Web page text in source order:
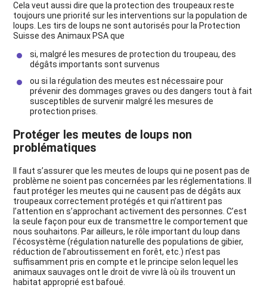
Cela veut aussi dire que la protection des troupeaux reste
toujours une priorité sur les interventions sur la population de
loups. Les tirs de loups ne sont autorisés pour la Protection
Suisse des Animaux PSA que
si, malgré les mesures de protection du troupeau, des
dégâts importants sont survenus
ou si la régulation des meutes est nécessaire pour
prévenir des dommages graves ou des dangers tout à fait
susceptibles de survenir malgré les mesures de
protection prises.
Protéger les meutes de loups non
problématiques
Il faut s’assurer que les meutes de loups qui ne posent pas de
problème ne soient pas concernées par les réglementations. Il
faut protéger les meutes qui ne causent pas de dégâts aux
troupeaux correctement protégés et qui n’attirent pas
l’attention en s’approchant activement des personnes. C’est
la seule façon pour eux de transmettre le comportement que
nous souhaitons. Par ailleurs, le rôle important du loup dans
l’écosystème (régulation naturelle des populations de gibier,
réduction de l’abroutissement en forêt, etc.) n’est pas
suffisamment pris en compte et le principe selon lequel les
animaux sauvages ont le droit de vivre là où ils trouvent un
habitat approprié est bafoué.